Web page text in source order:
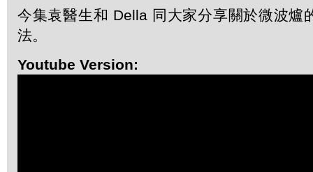
今集袁醫生和 Della 同大家分享關於微波爐
法。
Youtube Version: